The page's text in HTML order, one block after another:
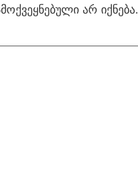
არ იქნება.